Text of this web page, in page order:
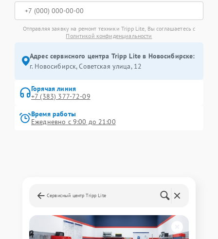
Отправляя заявку на ремонт техники Tripp Lite, Вы соглашаетесь с
Политикой конфиденциальности
Адрес сервисного центра Tripp Lite в Новосибирске:
г. Новосибирск, Советская улица, 12
Горячая линия
+7 (383) 377-72-09
Время работы
Ежедневно с 9:00 до 21:00
Сервисный центр Tripp Lite